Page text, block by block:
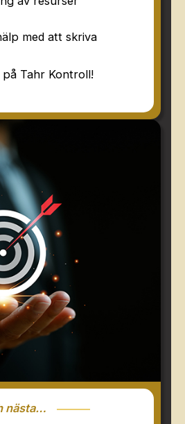
med att skriva
på Tahr Kontroll!
nästa…